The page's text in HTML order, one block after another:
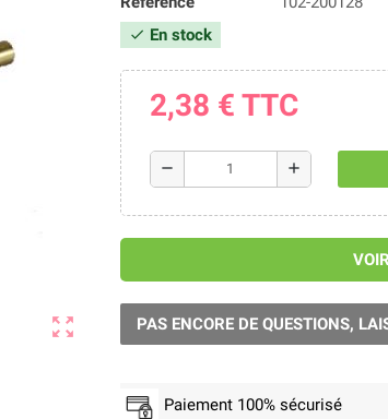
zoom_out_map
check En stock
2,38 € TTC
remove add
PAS ENCORE DE QUESTIONS,
Paiement 100% sécurisé